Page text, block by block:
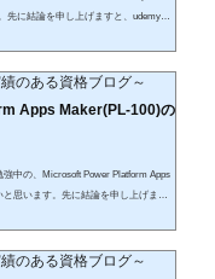
先に結論を申し上げますと、udemyの
することをおすすめします。詳細はこ
のある資格ブログ～
Apps Maker(PL-100)の
中の、Microsoft Power Platform Apps
思います。先に結論を申し上げます
おすすめします。詳細はこちらをご確
のある資格ブログ～